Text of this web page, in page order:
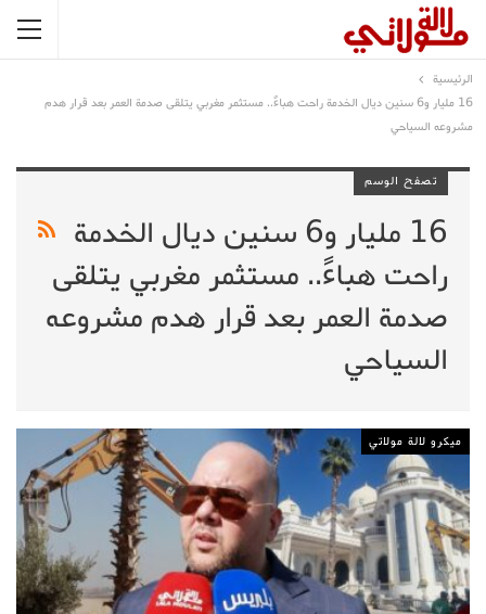
الرئيسية
16 مليار و6 سنين ديال الخدمة راحت هباءً.. مستثمر مغربي يتلقى صدمة العمر بعد قرار هدم
مشروعه السياحي
تصفح الوسم
16 مليار و6 سنين ديال الخدمة
راحت هباءً.. مستثمر مغربي يتلقى
صدمة العمر بعد قرار هدم مشروعه
السياحي
ميكرو لالة مولاتي